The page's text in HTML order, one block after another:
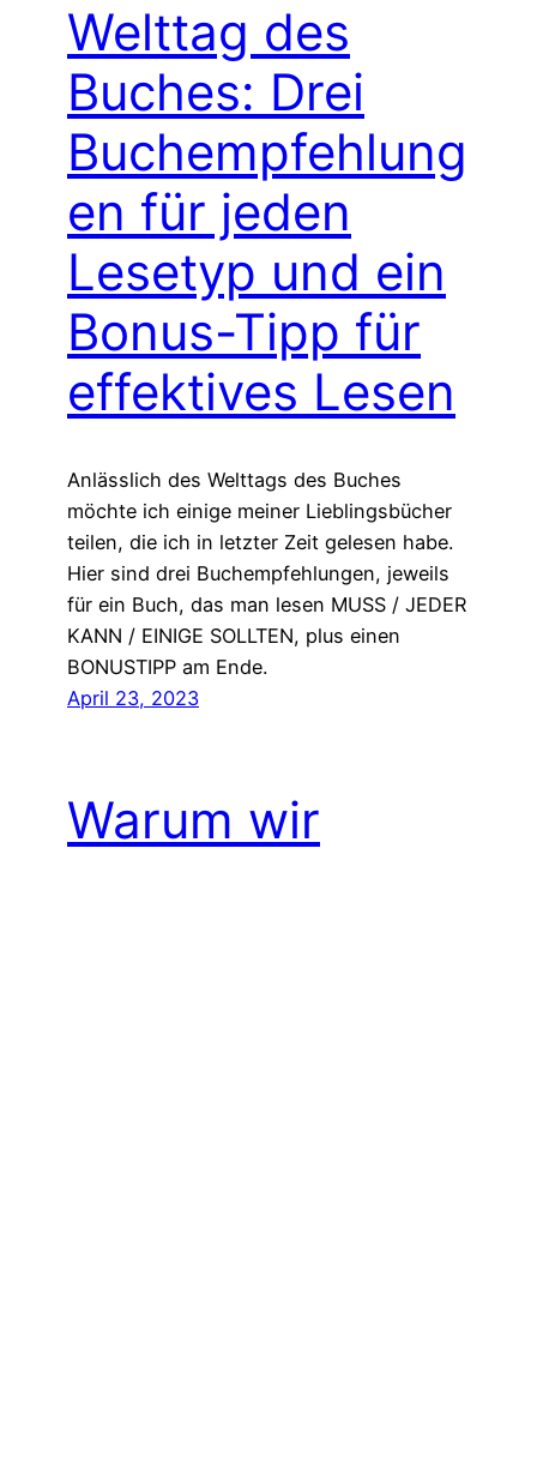
Welttag des
Buches: Drei
Buchempfehlung
en für jeden
Lesetyp und ein
Bonus-Tipp für
effektives Lesen
Anlässlich des Welttags des Buches
möchte ich einige meiner Lieblingsbücher
teilen, die ich in letzter Zeit gelesen habe.
Hier sind drei Buchempfehlungen, jeweils
für ein Buch, das man lesen MUSS / JEDER
KANN / EINIGE SOLLTEN, plus einen
BONUSTIPP am Ende.
April 23, 2023
Warum wir